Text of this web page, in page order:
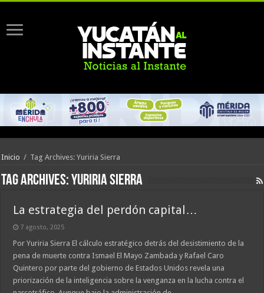
Inicio / Tag Archives: Yuriria Sierra
Tag Archives:Yuriria Sierra
La estrategia del perdón capital…
7 agosto, 2025
Por Yuriria Sierra El cálculo estratégico detrás del desistimiento de la
pena de muerte contra Ismael El Mayo Zambada y Rafael Caro
Quintero por parte del gobierno de Estados Unidos revela una
priorización de la inteligencia sobre la venganza en la lucha contra el